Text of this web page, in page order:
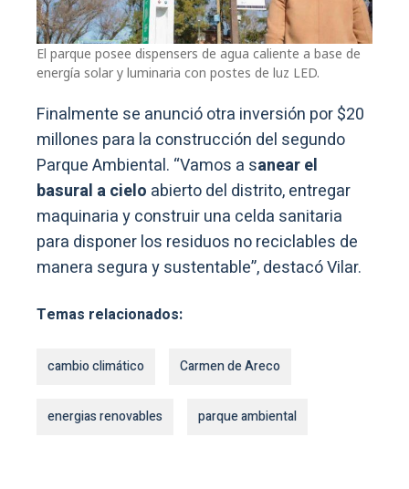
El parque posee dispensers de agua caliente a base de
energía solar y luminaria con postes de luz LED.
Finalmente se anunció otra inversión por $20
millones para la construcción del segundo
Parque Ambiental. “Vamos a sanear el
basural a cielo abierto del distrito, entregar
maquinaria y construir una celda sanitaria
para disponer los residuos no reciclables de
manera segura y sustentable”, destacó Vilar.
Temas relacionados:
cambio climático Carmen de Areco
energias renovables parque ambiental